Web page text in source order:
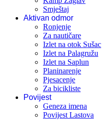
Smještaj
Aktivan odmor
Ronjenje
Za nautičare
Izlet na otok Sušac
Izlet na Palagružu
Izlet na Saplun
Planinarenje
Pjesacenje
Za bicikliste
Povijest
Geneza imena
Povijest Lastova